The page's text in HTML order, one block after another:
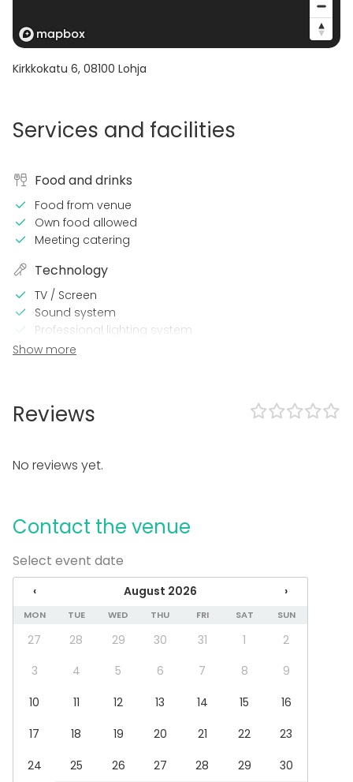
Kirkkokatu 6, 08100 Lohja
Services and facilities
Food and drinks
Food from venue
Own food allowed
Meeting catering
Technology
TV / Screen
Sound system
Professional lighting system
Microphone
Piano
Party
Wedding
Meeting
Fair / Exhibition
Performance / Show
Recreation
Cabin trip / Retreat
Christmas Party
Venue type
Banquet hall
Show more
Reviews
No reviews yet.
Contact the venue
Select event date
‹ August 2026 ›
MON TUE WED THU FRI SAT SUN
27 28 29 30 31 1
2
3
4 5 6 7 8
9
10
11 12 13 14 15
16
17
18 19 20 21 22
23
24
25 26 27 28 29
30